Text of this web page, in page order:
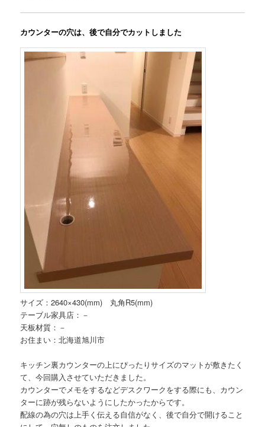
カウンターの穴は、後で自分でカットしました
サイズ：2640×430(mm) 丸角R5(mm)
テーブル家具店：－
天板材質：－
お住まい：北海道旭川市
キッチン裏カウンターの上にぴったりサイズのマットが敷きたく
て、今回購入させていただきました。
カウンターでメモをするなどデスクワークをする際にも、カウン
ターに跡が残らないようにしたかったからです。
配線の為の穴は上手く伝える自信がなく、後で自分で開けること